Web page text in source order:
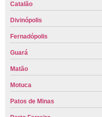
Catalão
Divinópolis
Fernadópolis
Guará
Matão
Motuca
Patos de Minas